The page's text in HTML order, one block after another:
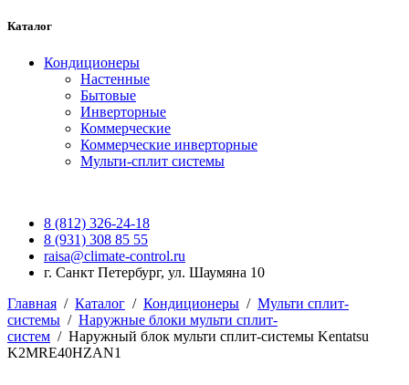
Каталог
Кондиционеры
Настенные
Бытовые
Инверторные
Коммерческие
Коммерческие инверторные
Мульти-сплит системы
8 (812) 326-24-18
8 (931) 308 85 55
raisa@climate-control.ru
г. Санкт Петербург, ул. Шаумяна 10
Главная / Каталог / Кондиционеры / Мульти сплит-
системы / Наружные блоки мульти сплит-
систем / Наружный блок мульти сплит-системы Kentatsu
K2MRE40HZAN1